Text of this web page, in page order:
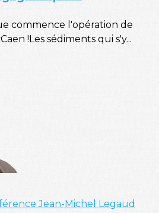
commence l'opération de
!Les sédiments qui s'y...